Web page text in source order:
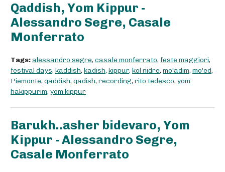
Qaddish, Yom Kippur -
Alessandro Segre, Casale
Monferrato
Tags:alessandro segre, casale monferrato, feste maggiori,
festival days, kaddish, kadish, kippur, kol nidre, mo'adim, mo'ed,
Piemonte, qaddish, qadish, recording, rito tedesco, yom
hakippurim, yom kippur
Barukh..asher bidevaro, Yom
Kippur - Alessandro Segre,
Casale Monferrato